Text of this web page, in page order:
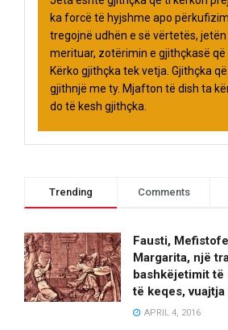
ka forcë të hyjshme apo
tregojnë udhën e së vërtetës, jetën
merituar, zotërimin e gjithçkasë që
Kërko gjithçka tek vetja. Gjithçka
gjithnjë me ty. Mjafton të dish ta
do të kesh gjithçka.
Trending Comments
Fausti,
Margarita, një
bashkëjetimit të
të keqes,
APRIL 4, 2016